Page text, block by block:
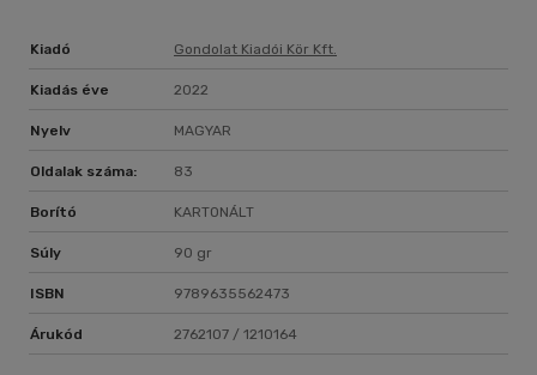
Kiadó Gondolat Kiadói Kör Kft.
Kiadás éve 2022
Nyelv MAGYAR
Oldalak száma: 83
Borító KARTONÁLT
Súly 90 gr
ISBN 9789635562473
Árukód 2762107 / 1210164